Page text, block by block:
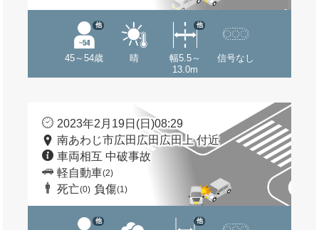
45～54歳
他
晴
幅5.5～
13.0m
他
信号なし
2023年2月19日(日)08:29
南あわじ市広田広田広田上 付近
車両相互 中破事故
軽自動車(2)
死亡(0) 負傷(1)
他 他